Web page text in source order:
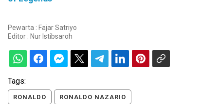
Pewarta : Fajar Satriyo
Editor : Nur Istibsaroh
Tags:
RONALDO RONALDO NAZARIO